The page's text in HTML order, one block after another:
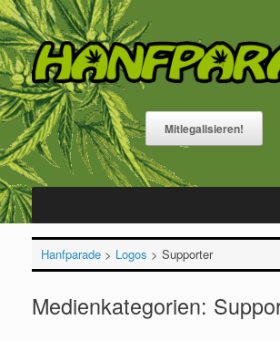
Zum
Inhalt
springen
Mitlegalisieren!
Hanfparade> Logos > Supporter
Medienkategorien: